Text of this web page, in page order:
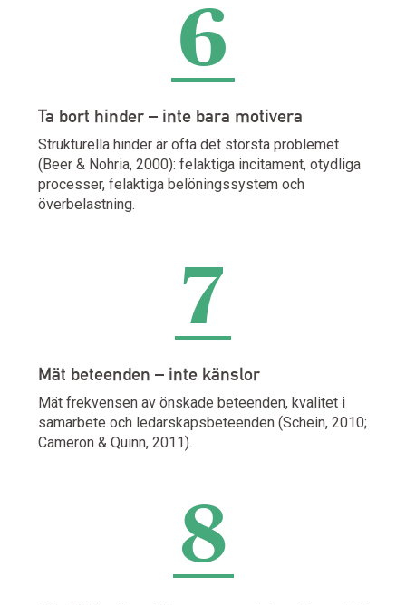
6
Ta bort hinder – inte bara motivera
Strukturella hinder är ofta det största problemet
(Beer & Nohria, 2000): felaktiga incitament, otydliga
processer, felaktiga belöningssystem och
överbelastning.
7
Mät beteenden – inte känslor
Mät frekvensen av önskade beteenden, kvalitet i
samarbete och ledarskapsbeteenden (Schein, 2010;
Cameron & Quinn, 2011).
8